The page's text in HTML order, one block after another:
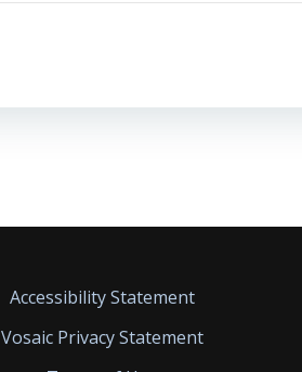
Accessibility Statement
Vosaic Privacy Statement